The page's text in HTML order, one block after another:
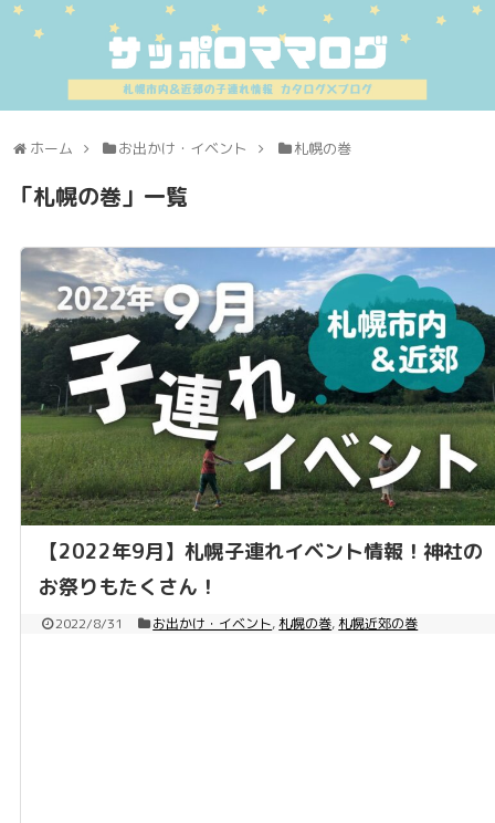
ホーム お出かけ・イベント 札幌の巻
「札幌の巻 」 一覧
【2022年9月】札幌子連れイベント情報！神社の
お祭りもたくさん！
2022/8/31 お出かけ・イベント,札幌の巻,札幌近郊の巻